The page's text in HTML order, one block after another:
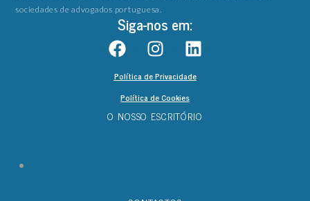
sociedades de advogados portuguesa.
Siga-nos em:
Política de Privacidade
Política de Cookies
O NOSSO ESCRITÓRIO